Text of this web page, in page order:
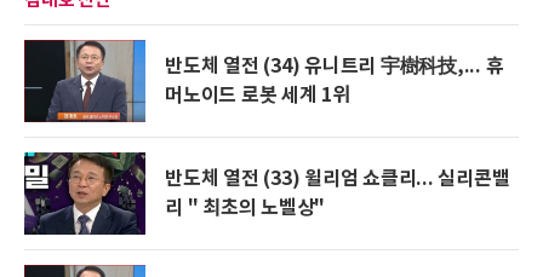
반도체 열전 (34) 유니트리 宇樹科技,... 휴
머노이드 로봇 세계 1위
반도체 열전 (33) 윌리엄 쇼클리... 실리콘밸
리 " 최초의 노벨상"